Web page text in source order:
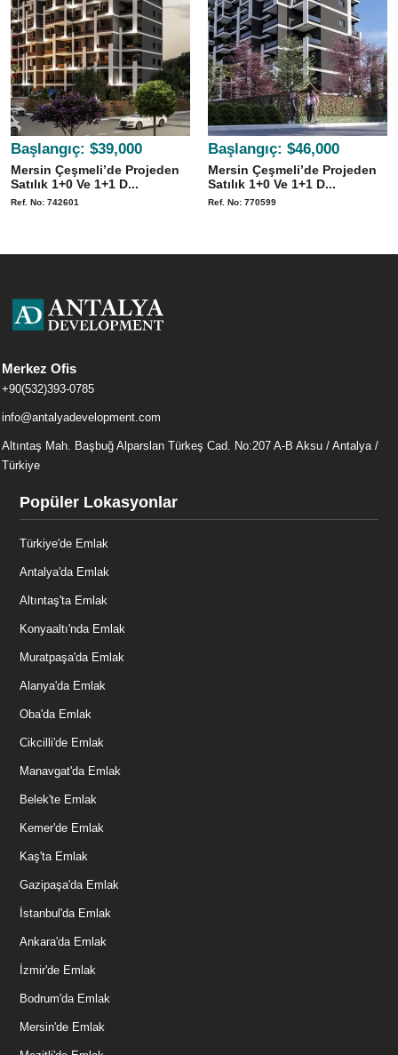
Başlangıç: $39,000
Mersin Çeşmeli’de Projeden
Satılık 1+0 Ve 1+1 D...
Ref. No: 742601
Başlangıç: $46,000
Mersin Çeşmeli’de Projeden
Satılık 1+0 Ve 1+1 D...
Ref. No: 770599
Merkez Ofis
+90(532)393-0785
info@antalyadevelopment.com
Altıntaş Mah. Başbuğ Alparslan Türkeş Cad. No:207 A-B Aksu / Antalya /
Türkiye
Popüler Lokasyonlar
Türkiye'de Emlak
Antalya'da Emlak
Altıntaş'ta Emlak
Konyaaltı'nda Emlak
Muratpaşa'da Emlak
Alanya'da Emlak
Oba'da Emlak
Cikcilli'de Emlak
Manavgat'da Emlak
Belek'te Emlak
Kemer'de Emlak
Kaş'ta Emlak
Gazipaşa'da Emlak
İstanbul'da Emlak
Ankara'da Emlak
İzmir'de Emlak
Bodrum'da Emlak
Mersin'de Emlak